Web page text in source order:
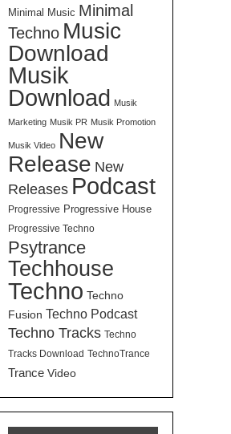
Minimal Music Minimal
Techno Music
Download
Musik
Download Musik
Marketing Musik PR Musik Promotion
Musik Video New
Release New
Releases Podcast
Progressive Progressive House
Progressive Techno
Psytrance
Techhouse
Techno Techno
Fusion Techno Podcast
Techno Tracks Techno
Tracks Download TechnoTrance
Trance Video